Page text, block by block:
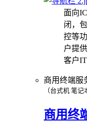
面向
闭，
控等
户提
客户
商用终端服
（台式机 笔记
商用终